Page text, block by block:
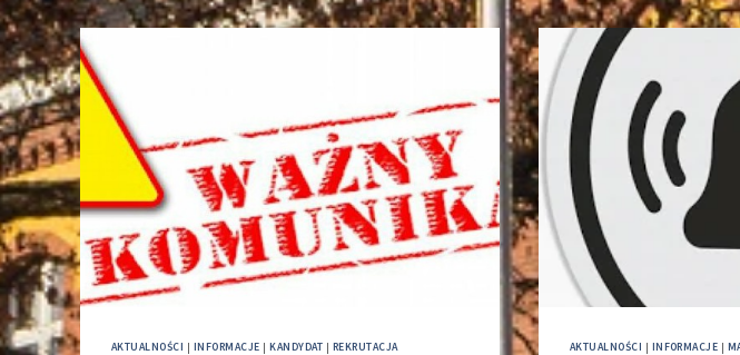
AKTUALNOŚCI | INFORMACJE |KANDYDAT | REKRUTACJA AKTUALNOŚCI | INFORMACJE |